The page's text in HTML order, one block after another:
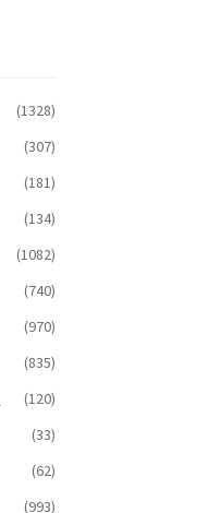
(1328)
(307)
(181)
(134)
(1082)
(740)
(970)
(835)
(120)
(33)
(62)
(993)